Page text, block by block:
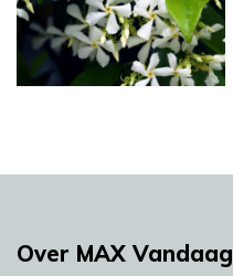
Over MAX Vandaag